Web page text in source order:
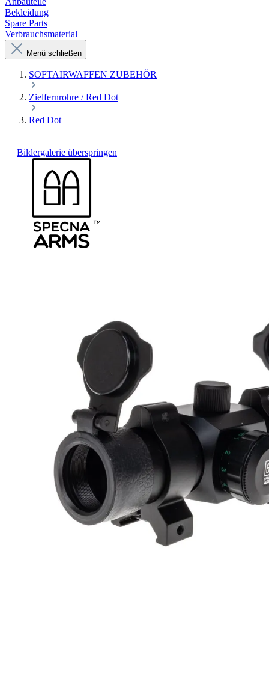
Bekleidung
Spare Parts
Verbrauchsmaterial
Menü schließen
SOFTAIRWAFFEN ZUBEHÖR
Zielfernrohre / Red Dot
Red Dot
Bildergalerie überspringen